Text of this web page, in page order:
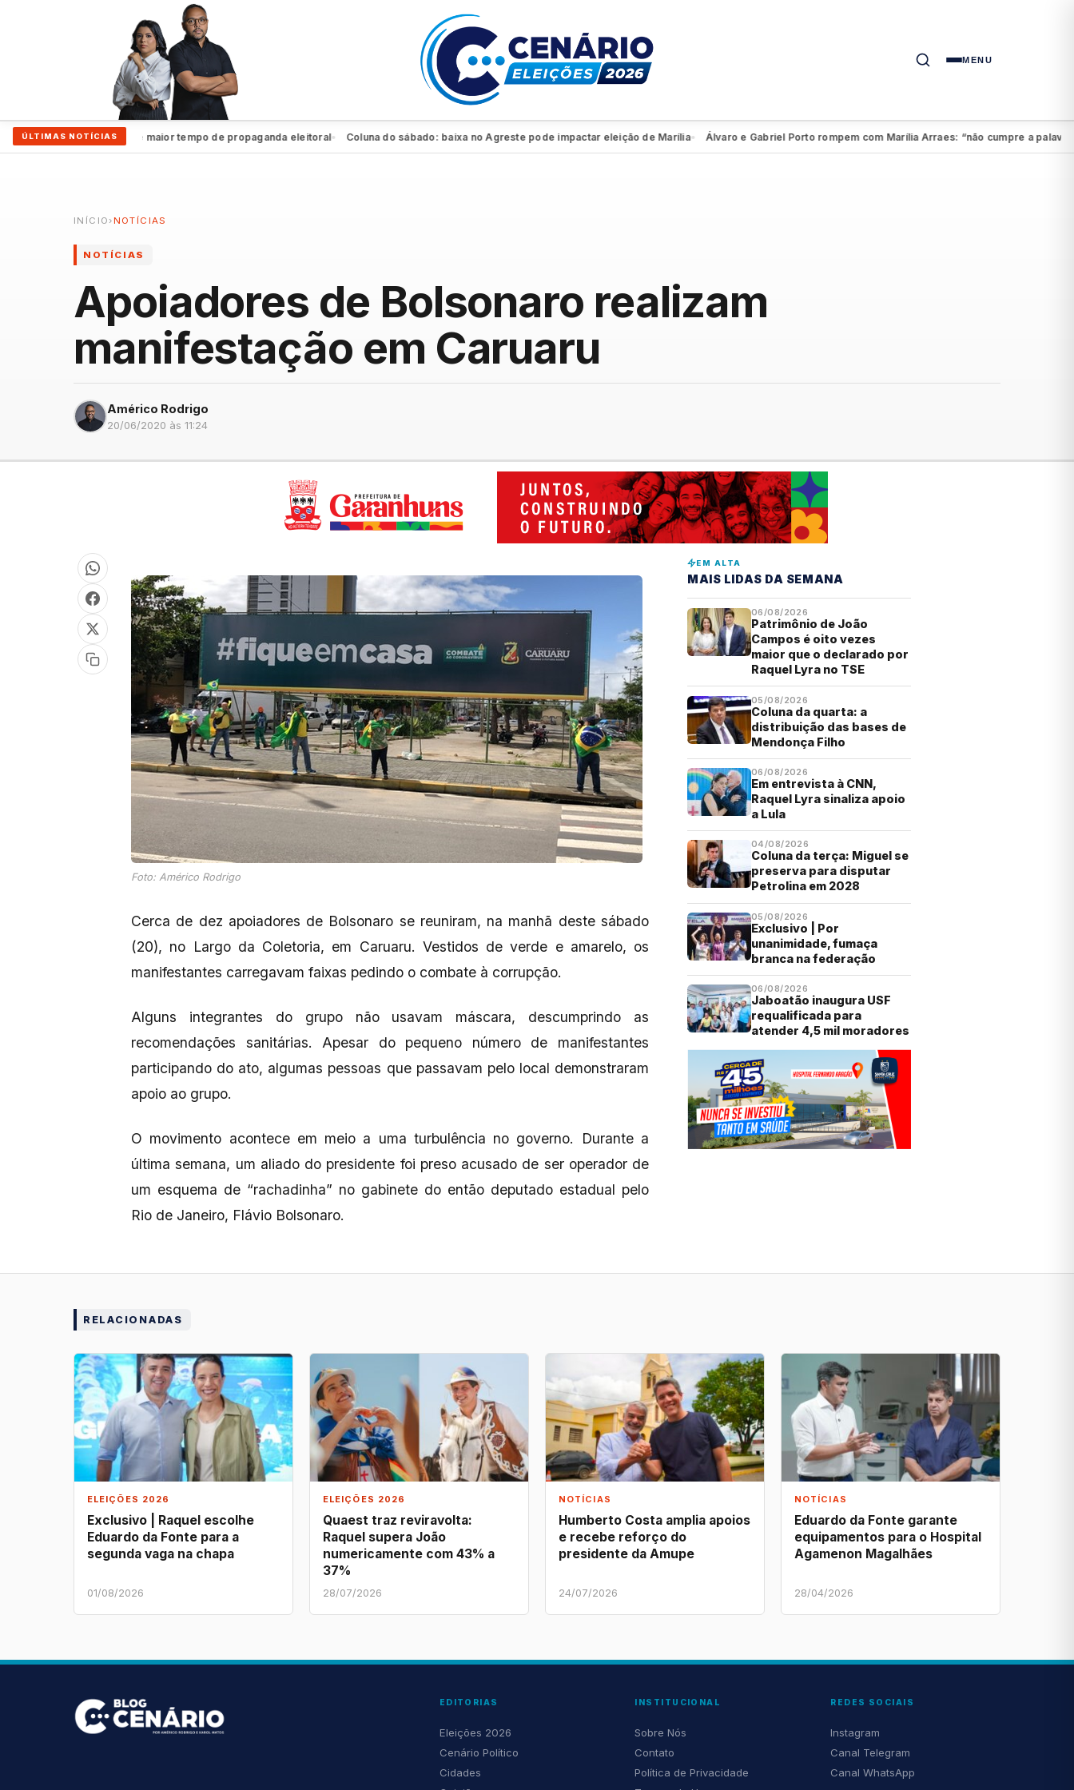
MENU
ÚLTIMAS NOTÍCIAS
João Campos garante maior tempo de propaganda eleitoral● Coluna do sábado: baixa no Agreste pode impactar eleição de Marília● Álvaro e Gabriel Porto rompem com Marília Arraes: “não cumpre a palavra”●
INÍCIO ›NOTÍCIAS
NOTÍCIAS
Apoiadores de Bolsonaro realizam
manifestação em Caruaru
Américo Rodrigo
20/06/2020 às 11:24
Foto: Américo Rodrigo
Cerca de dez apoiadores de Bolsonaro se reuniram, na manhã deste sábado
(20), no Largo da Coletoria, em Caruaru. Vestidos de verde e amarelo, os
manifestantes carregavam faixas pedindo o combate à corrupção.
Alguns integrantes do grupo não usavam máscara, descumprindo as
recomendações sanitárias. Apesar do pequeno número de manifestantes
participando do ato, algumas pessoas que passavam pelo local demonstraram
apoio ao grupo.
O movimento acontece em meio a uma turbulência no governo. Durante a
última semana, um aliado do presidente foi preso acusado de ser operador de
um esquema de “rachadinha” no gabinete do então deputado estadual pelo
Rio de Janeiro, Flávio Bolsonaro.
EM ALTA
MAIS LIDAS DA SEMANA
06/08/2026
Patrimônio de João
Campos é oito vezes
maior que o declarado por
Raquel Lyra no TSE
05/08/2026
Coluna da quarta: a
distribuição das bases de
Mendonça Filho
06/08/2026
Em entrevista à CNN,
Raquel Lyra sinaliza apoio
a Lula
04/08/2026
Coluna da terça: Miguel se
preserva para disputar
Petrolina em 2028
05/08/2026
Exclusivo | Por
unanimidade, fumaça
branca na federação
06/08/2026
Jaboatão inaugura USF
requalificada para
atender 4,5 mil moradores
RELACIONADAS
ELEIÇÕES 2026
Exclusivo | Raquel escolhe
Eduardo da Fonte para a
segunda vaga na chapa
01/08/2026
ELEIÇÕES 2026
Quaest traz reviravolta:
Raquel supera João
numericamente com 43% a
37%
28/07/2026
NOTÍCIAS
Humberto Costa amplia apoios
e recebe reforço do
presidente da Amupe
24/07/2026
NOTÍCIAS
Eduardo da Fonte garante
equipamentos para o Hospital
Agamenon Magalhães
28/04/2026
EDITORIAS
Eleições 2026
Cenário Político
Cidades
INSTITUCIONAL
Sobre Nós
Contato
Política de Privacidade
REDES SOCIAIS
Instagram
Canal Telegram
Canal WhatsApp